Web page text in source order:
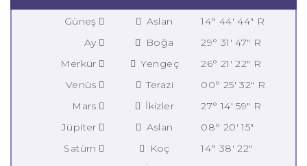
Güneş Aslan
14° 44' 44" R
Ay
Boğa
29° 31' 47" R
Merkür
Yengeç
26° 21' 22" R
Venüs
Terazi
00° 25' 32" R
Mars
İkizler
27° 14' 59" R
Jüpiter
Aslan
08° 20' 15"
Satürn
Koç
14° 38' 22"